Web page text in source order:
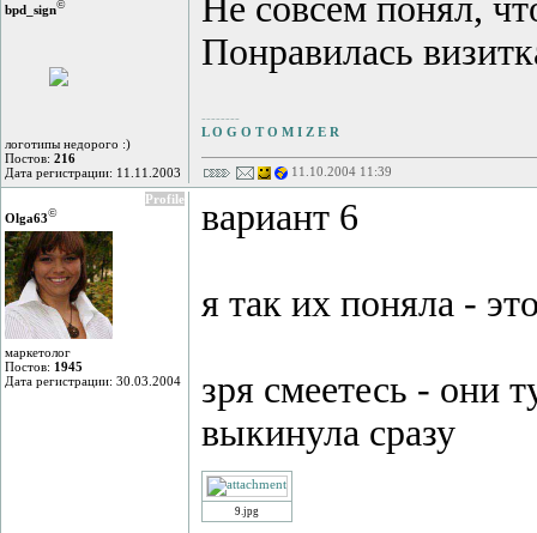
bpd_sign©
логотипы недорого :)
Постов: 216
Дата регистрации: 11.11.2003
Не совсем понял,
Понравилась
--------
L O G O T O M I Z E R
11.10.2004 11:39
Profile
Olga63©
маркетолог
Постов: 1945
Дата регистрации: 30.03.2004
вариант 6
я так их поняла -
зря смеетесь - они
выкинула сразу
9.jpg